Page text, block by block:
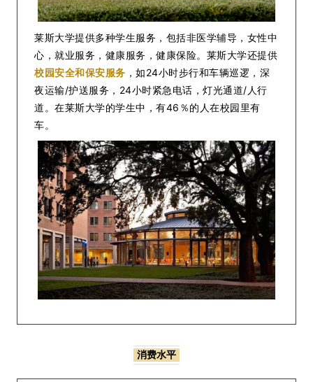
莱斯大学提供多种学生服务，包括非医学辅导，女性中
心，就业服务，健康服务，健康保险。莱斯大学还提供
校园安全和保安服务 ，如24小时步行和车辆巡逻，深
夜运输/护送服务，24小时紧急电话，灯光通道/人行
道。在莱斯大学的学生中，有46％的人在校园里有
车。
消费水平